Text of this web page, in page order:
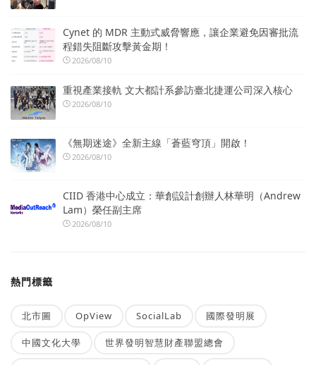
Cynet 的 MDR 主動式威脅響應，讓企業避免因審批流
程錯失阻斷攻擊黃金期！
2026/08/10
重視產業接軌 文大都計系參訪臺北捷運公司深入核心
2026/08/10
《無期迷途》全新主線「蒼藍穹頂」開啟！
2026/08/10
CIID 香港中心成立：華創設計創辦人林華明（Andrew
Lam）榮任副主席
2026/08/10
熱門標籤
北市圖 OpView SocialLab 國際發明展
中國文化大學 世界發明智慧財產聯盟總會